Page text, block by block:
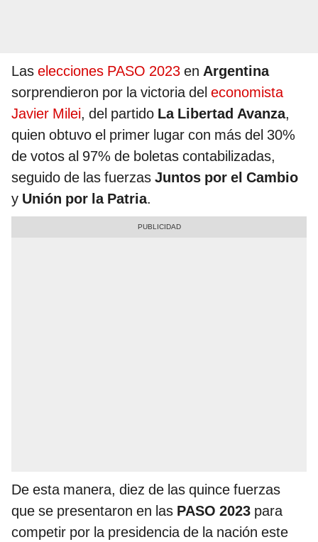
Las elecciones PASO 2023 en Argentina
sorprendieron por la victoria del economista
Javier Milei, del partido La Libertad Avanza,
quien obtuvo el primer lugar con más del 30%
de votos al 97% de boletas contabilizadas,
seguido de las fuerzas Juntos por el Cambio
y Unión por la Patria.
De esta manera, diez de las quince fuerzas
que se presentaron en las PASO 2023 para
competir por la presidencia de la nación este